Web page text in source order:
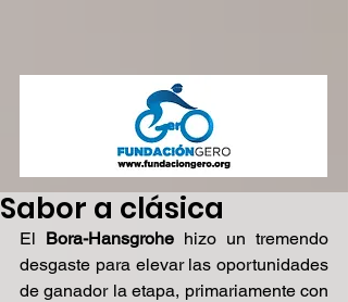
Sabor a clásica
El Bora-Hansgrohe hizo un tremendo
desgaste para elevar las oportunidades
de ganador la etapa, primariamente con